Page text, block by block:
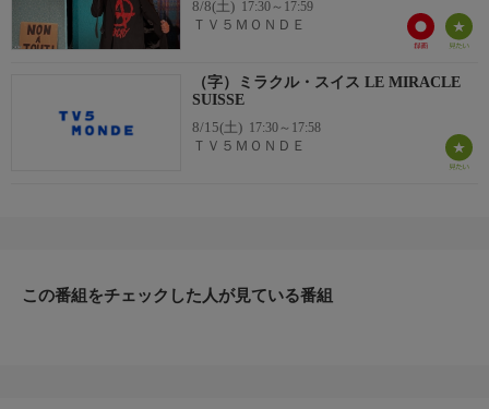
8/8(土) 17:30～17:59
ＴＶ５ＭＯＮＤＥ
（字）ミラクル・スイス LE MIRACLE
SUISSE
8/15(土) 17:30～17:58
ＴＶ５ＭＯＮＤＥ
この番組をチェックした人が見ている番組